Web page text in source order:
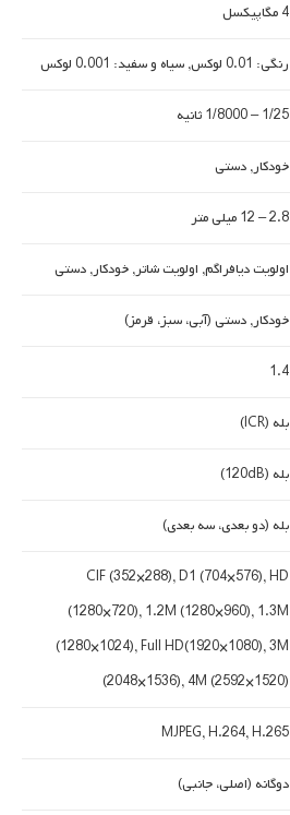
4 مگاپیکسل
رنگی: 0.01 لوکس, سیاه و سفید: 0.001 لوکس
1/25 – 1/8000 ثانیه
خودکار, دستی
2.8 – 12 میلی متر
اولویت دیافراگم, اولویت شاتر, خودکار, دستی
خودکار, دستی (آبی، سبز، قرمز)
1.4
بله (ICR)
بله (120dB)
بله (دو بعدی، سه بعدی)
CIF (352×288), D1 (704×576), HD
(1280×720), 1.2M (1280×960), 1.3M
(1280×1024), Full HD(1920×1080), 3M
(2048×1536), 4M (2592×1520)
MJPEG, H.264, H.265
دوگانه (اصلی، جانبی)